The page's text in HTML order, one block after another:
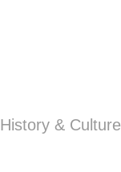
History & Culture